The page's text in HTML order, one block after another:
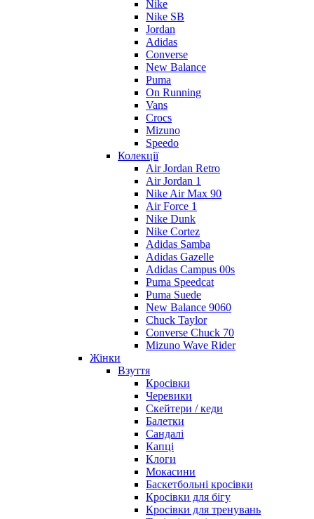
Nike
Nike SB
Jordan
Adidas
Converse
New Balance
Puma
On Running
Vans
Crocs
Mizuno
Speedo
Колекції
Air Jordan Retro
Air Jordan 1
Nike Air Max 90
Air Force 1
Nike Dunk
Nike Cortez
Adidas Samba
Adidas Gazelle
Adidas Campus 00s
Puma Speedcat
Puma Suede
New Balance 9060
Chuck Taylor
Converse Chuck 70
Mizuno Wave Rider
Жінки
Взуття
Кросівки
Черевики
Скейтери / кеди
Балетки
Сандалі
Капці
Клоги
Мокасини
Баскетбольні кросівки
Кросівки для бігу
Кросівки для тренувань